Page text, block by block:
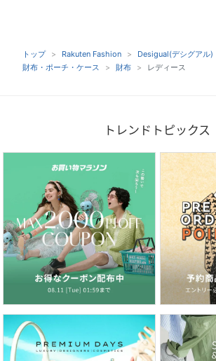
トップ Rakuten Fashion
Desigual(デシグアル)
財布・ポーチ・ケース
財布 レディース
トレンドトピックス